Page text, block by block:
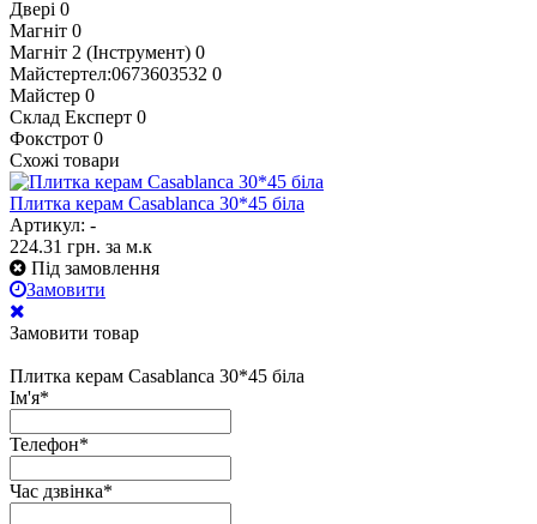
Двері 0
Магніт 0
Магніт 2 (Інструмент) 0
Майстертел:0673603532 0
Майстер 0
Склад Експерт 0
Фокстрот 0
Схожі товари
Плитка керам Casablanca 30*45 біла
Артикул: -
224.31 грн. за м.к
Під замовлення
Замовити
Замовити товар
Плитка керам Casablanca 30*45 біла
Ім'я*
Телефон*
Час дзвінка*